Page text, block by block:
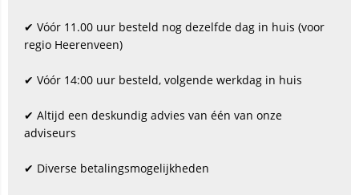
✔ Vóór 11.00 uur besteld nog dezelfde dag in huis (voor
regio Heerenveen)
✔ Vóór 14:00 uur besteld, volgende werkdag in huis
✔ Altijd een deskundig advies van één van onze
adviseurs
✔ Diverse betalingsmogelijkheden